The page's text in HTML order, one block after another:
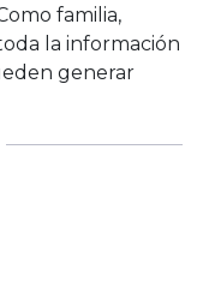
familia,
la información
generar